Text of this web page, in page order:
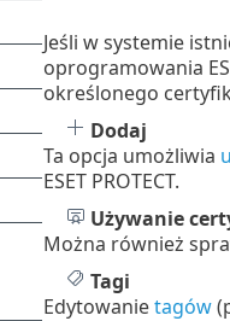
Jeśli w systemie
oprogramowania
określonego
Dodaj
Ta opcja umożliwia
ESET PROTECT.
Używanie
Można również
Tagi
Edytowanietagów